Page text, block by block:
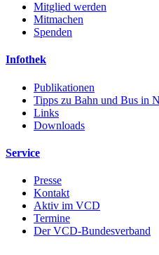
Mitglied werden
Mitmachen
Spenden
Infothek
Publikationen
Tipps zu Bahn und Bus in
Links
Downloads
Service
Presse
Kontakt
Aktiv im VCD
Termine
Der VCD-Bundesverband